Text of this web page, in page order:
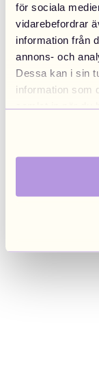
för sociala
vidarebefordrar
information från
annons- och
Dessa kan i sin
information som
samlat in när du
Application error: